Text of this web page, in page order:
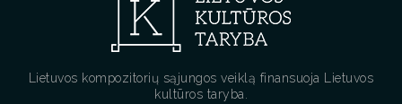
Lietuvos kompozitorių sąjungos veiklą finansuoja Lietuvos
kultūros taryba.